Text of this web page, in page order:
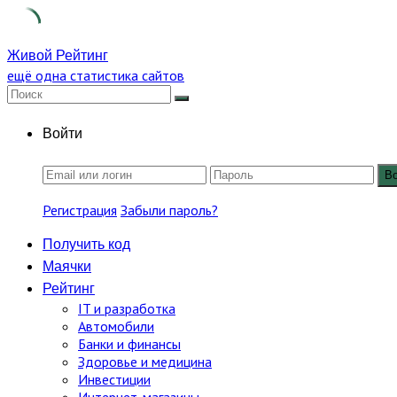
Skip
to
content
Живой Рейтинг
ещё одна статистика сайтов
Войти
Регистрация Забыли пароль?
Получить код
Маячки
Рейтинг
IT и разработка
Автомобили
Банки и финансы
Здоровье и медицина
Инвестиции